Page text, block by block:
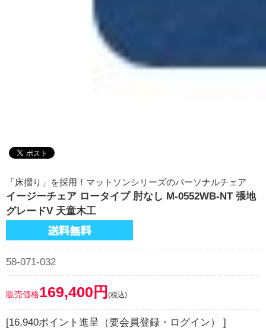
「床摺り」を採用！マットソンシリーズのパーソナルチェア
イージーチェア ロータイプ 肘なし M-0552WB-NT 張地
グレードV 天童木工
58-071-032
販売価格169,400円 (税込)
[16,940ポイント進呈（要会員登録・ログイン） ]